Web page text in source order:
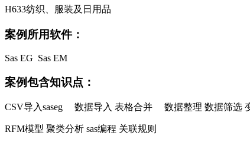
H633纺织、服装及日用品
案例所用软件：
Sas EG Sas EM
案例包含知识点：
CSV导入saseg 数据导入 表格合并 数据整理 数据筛选
RFM模型 聚类分析 sas编程 关联规则